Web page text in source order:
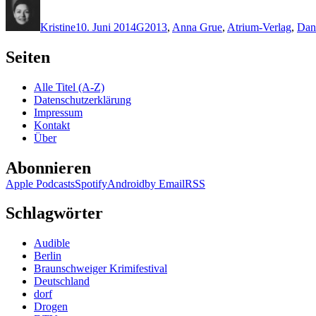
Kristine10. Juni 2014G2013, Anna Grue, Atrium-Verlag,
Seiten
Alle Titel (A-Z)
Datenschutzerklärung
Impressum
Kontakt
Über
Abonnieren
Apple PodcastsSpotifyAndroidby EmailRSS
Schlagwörter
Audible
Berlin
Braunschweiger Krimifestival
Deutschland
dorf
Drogen